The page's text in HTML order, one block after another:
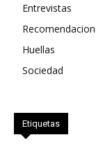
Entrevistas
Huellas
Sociedad
Etiquetas